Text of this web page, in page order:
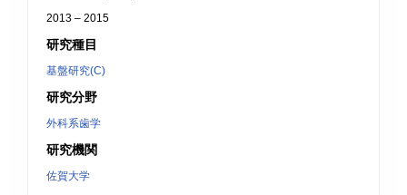
2013 – 2015
研究種目
基盤研究(C)
研究分野
外科系歯学
研究機関
佐賀大学